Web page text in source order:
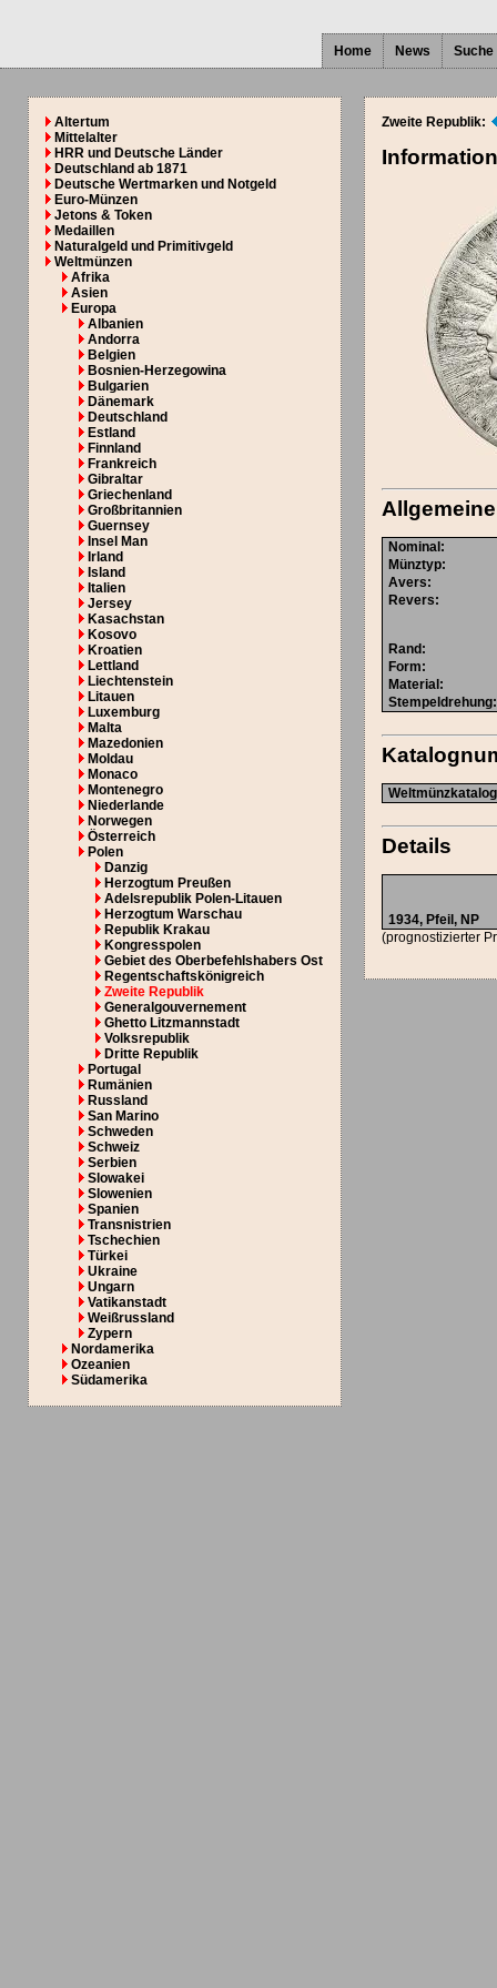
Home News Suche
Altertum
Mittelalter
HRR und Deutsche Länder
Deutschland ab 1871
Deutsche Wertmarken und Notgeld
Euro-Münzen
Jetons & Token
Medaillen
Naturalgeld und Primitivgeld
Weltmünzen
Afrika
Asien
Europa
Albanien
Andorra
Belgien
Bosnien-Herzegowina
Bulgarien
Dänemark
Deutschland
Estland
Finnland
Frankreich
Gibraltar
Griechenland
Großbritannien
Guernsey
Insel Man
Irland
Island
Italien
Jersey
Kasachstan
Kosovo
Kroatien
Lettland
Liechtenstein
Litauen
Luxemburg
Malta
Mazedonien
Moldau
Monaco
Montenegro
Niederlande
Norwegen
Österreich
Polen
Danzig
Herzogtum Preußen
Adelsrepublik Polen-Litauen
Herzogtum Warschau
Republik Krakau
Kongresspolen
Gebiet des Oberbefehlshabers Ost
Regentschaftskönigreich
Zweite Republik
Generalgouvernement
Ghetto Litzmannstadt
Volksrepublik
Dritte Republik
Portugal
Rumänien
Russland
San Marino
Schweden
Schweiz
Serbien
Slowakei
Slowenien
Spanien
Transnistrien
Tschechien
Türkei
Ukraine
Ungarn
Vatikanstadt
Weißrussland
Zypern
Nordamerika
Ozeanien
Südamerika
Zweite Republik:
Nominal :
Münztyp:
Avers:
Revers:
Rand :
Form:
Material :
Stempeldrehung:
Details
1934, Pfeil, NP
(prognostizierter